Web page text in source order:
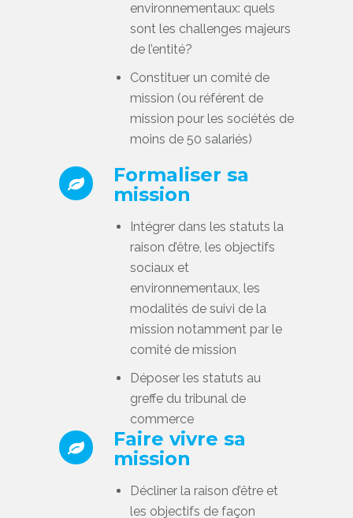
environnementaux: quels
sont les challenges majeurs
de l’entité?
Constituer un comité de
mission (ou référent de
mission pour les sociétés de
moins de 50 salariés)
Formaliser sa
mission
Intégrer dans les statuts la
raison d’être, les objectifs
sociaux et
environnementaux, les
modalités de suivi de la
mission notamment par le
comité de mission
Déposer les statuts au
greffe du tribunal de
commerce
Faire vivre sa
mission
Décliner la raison d’être et
les objectifs de façon